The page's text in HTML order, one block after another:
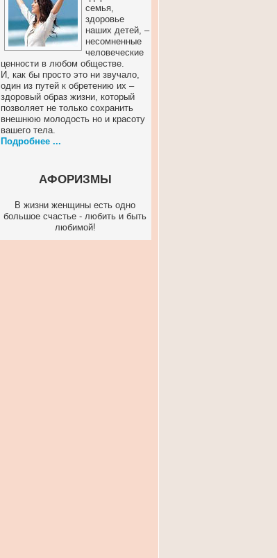
семья,
здоровье
наших детей, –
несомненные
человеческие
ценности в любом обществе.
И, как бы просто это ни звучало,
один из путей к обретению их –
здоровый образ жизни, который
позволяет не только сохранить
внешнюю молодость но и красоту
вашего тела.
Подробнее ...
АФОРИЗМЫ
В жизни женщины есть одно
большое счастье - любить и быть
любимой!